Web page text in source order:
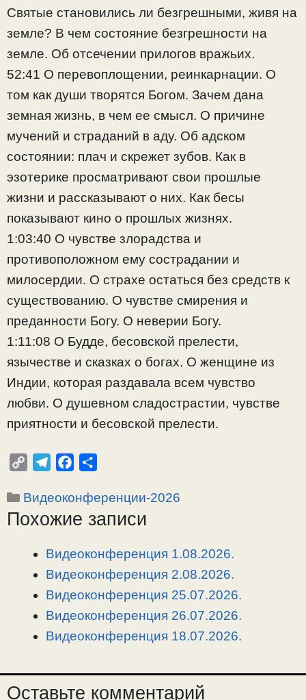
Святые становились ли безгрешными, живя на
земле? В чем состояние безгрешности на
земле. Об отсечении прилогов вражьих.
52:41 О перевоплощении, реинкарнации. О
том как души творятся Богом. Зачем дана
земная жизнь, в чем ее смысл. О причине
мучений и страданий в аду. Об адском
состоянии: плач и скрежет зубов. Как в
эзотерике просматривают свои прошлые
жизни и рассказывают о них. Как бесы
показывают кино о прошлых жизнях.
1:03:40 О чувстве злорадства и
противоположном ему сострадании и
милосердии. О страхе остаться без средств к
существованию. О чувстве смирения и
преданности Богу. О неверии Богу.
1:11:08 О Будде, бесовской прелести,
язычестве и сказках о богах. О женщине из
Индии, которая раздавала всем чувство
любви. О душевном сладострастии, чувстве
приятности и бесовской прелести.
p
y
l
e
r
a
c
e
o
п
р
в
Рубрики
Видеоконференции-2026
Похожие записи
Видеоконференция 1.08.2026.
Видеоконференция 2.08.2026.
Видеоконференция 25.07.2026.
Видеоконференция 26.07.2026.
Видеоконференция 18.07.2026.
Оставьте комментарий